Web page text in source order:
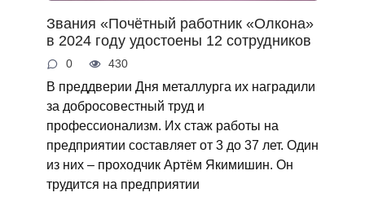
Звания «Почётный работник «Олкона»
в 2024 году удостоены 12 сотрудников
0 430
В преддверии Дня металлурга их наградили
за добросовестный труд и
профессионализм. Их стаж работы на
предприятии составляет от 3 до 37 лет. Один
из них – проходчик Артём Якимишин. Он
трудится на предприятии